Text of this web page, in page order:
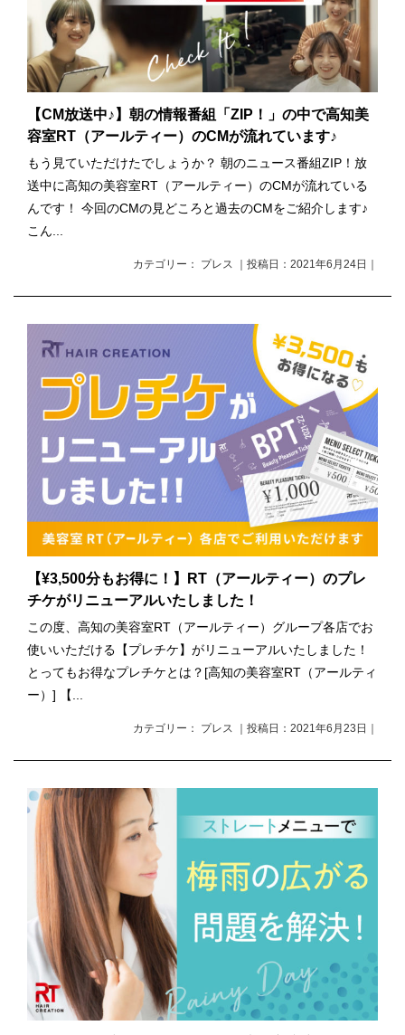
【CM放送中♪】朝の情報番組「ZIP！」の中で高知美
容室RT（アールティー）のCMが流れています♪
もう見ていただけたでしょうか？ 朝のニュース番組ZIP！放
送中に高知の美容室RT（アールティー）のCMが流れている
んです！ 今回のCMの見どころと過去のCMをご紹介します♪
こん...
カテゴリー： プレス ｜投稿日：2021年6月24日｜
【¥3,500分もお得に！】RT（アールティー）のプレ
チケがリニューアルいたしました！
この度、高知の美容室RT（アールティー）グループ各店でお
使いいただける【プレチケ】がリニューアルいたしました！
とってもお得なプレチケとは？[高知の美容室RT（アールティ
ー）] 【...
カテゴリー： プレス ｜投稿日：2021年6月23日｜